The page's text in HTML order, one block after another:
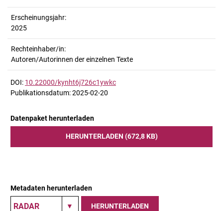
Erscheinungsjahr:
2025
Rechteinhaber/in:
Autoren/Autorinnen der einzelnen Texte
DOI: 10.22000/kynht6j726c1ywkc
Publikationsdatum: 2025-02-20
Datenpaket herunterladen
HERUNTERLADEN (672,8 KB)
Metadaten herunterladen
HERUNTERLADEN